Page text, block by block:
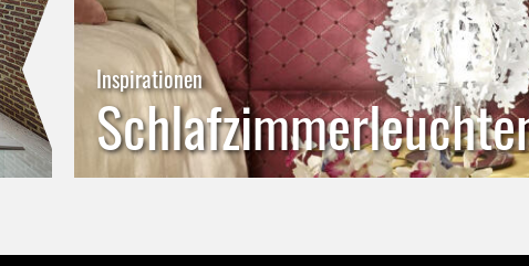
Inspirationen